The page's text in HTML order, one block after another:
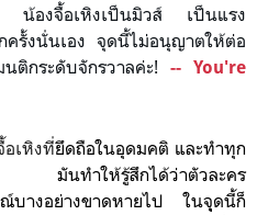
น้องจื้อเหิงเป็นมิวส์ เป็นแรง
ครั้งนั่นเอง จุดนี้ไม่อนุญาตให้ต่อ
ติกระดับจักรวาลค่ะ! -- You're
เหิงที่ยึดถือในอุดมคติ และทำทุก
มันทำให้รู้สึกได้ว่าตัวละคร
บางอย่างขาดหายไป ในจุุดนี้ก็